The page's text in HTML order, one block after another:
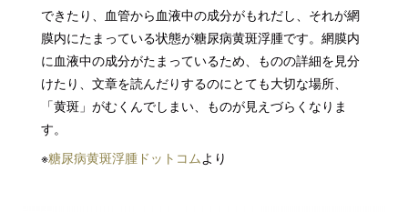
できたり、血管から血液中の成分がもれだし、それが網
膜内にたまっている状態が糖尿病黄斑浮腫です。網膜内
に血液中の成分がたまっているため、ものの詳細を見分
けたり、文章を読んだりするのにとても大切な場所、
「黄斑」がむくんでしまい、ものが見えづらくなりま
す。
※糖尿病黄斑浮腫ドットコムより